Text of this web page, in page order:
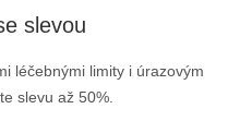
slevou
léčebnými limity i úrazovým
slevu až 50%.